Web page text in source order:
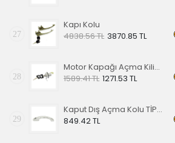
27
Kapı Kolu
4838.56 TL 3870.85 TL
28
Motor Kapağı Açma Kilidi 67-71
1589.41 TL 1271.53 TL
29
Kaput Dış Açma Kolu TİP 1 68-79
849.42 TL